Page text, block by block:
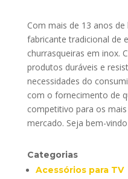
Com mais de 13 anos
fabricante tradicional de
churrasqueiras em inox.
produtos duráveis e
necessidades do
com o fornecimento de
competitivo para os
mercado. Seja bem-
Categorias
Acessórios para TV